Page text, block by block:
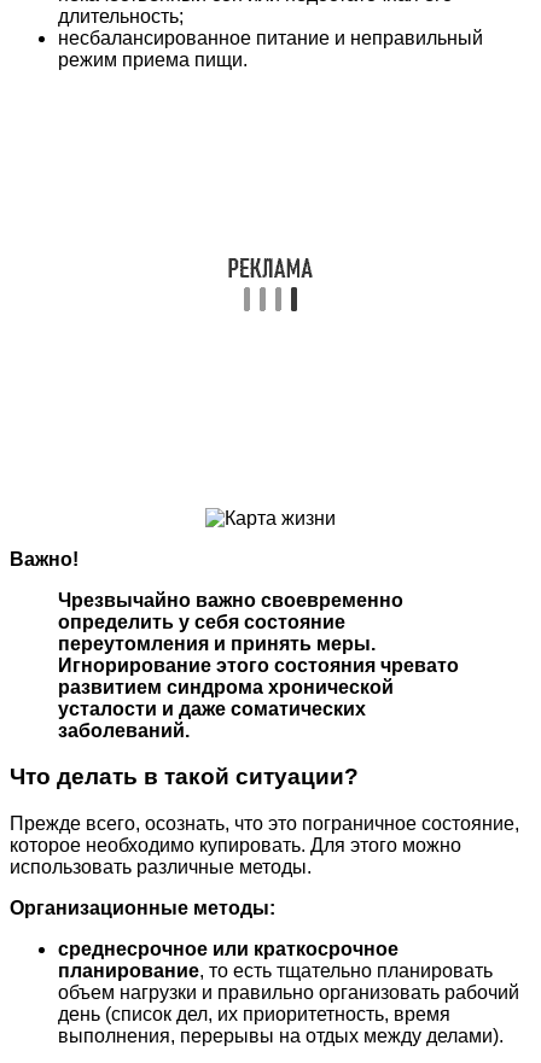
длительность;
несбалансированное питание и неправильный
режим приема пищи.
Важно!
Чрезвычайно важно своевременно
определить у себя состояние
переутомления и принять меры.
Игнорирование этого состояния чревато
развитием синдрома хронической
усталости и даже соматических
заболеваний.
Что делать в такой ситуации?
Прежде всего, осознать, что это пограничное состояние,
которое необходимо купировать. Для этого можно
использовать различные методы.
Организационные методы:
среднесрочное или краткосрочное
планирование, то есть тщательно планировать
объем нагрузки и правильно организовать рабочий
день (список дел, их приоритетность, время
выполнения, перерывы на отдых между делами).